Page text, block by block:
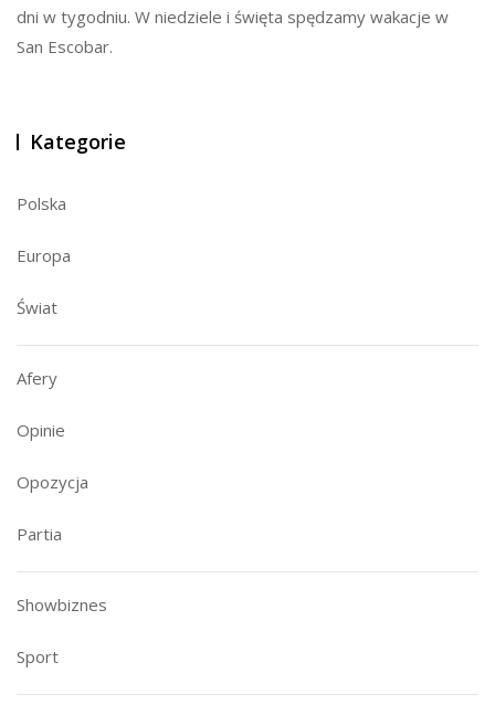
dni w tygodniu. W niedziele i święta spędzamy wakacje w
San Escobar.
Kategorie
Polska
Europa
Świat
Afery
Opinie
Opozycja
Partia
Showbiznes
Sport